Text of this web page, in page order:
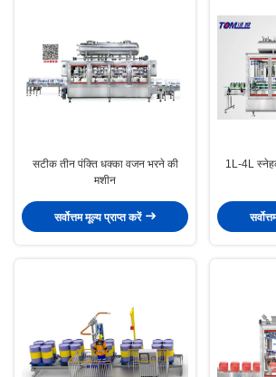
सटीक तीन पंक्ति धक्का वजन भरने की
मशीन
सर्वोत्तम मूल्य प्राप्त करें
1L-4L